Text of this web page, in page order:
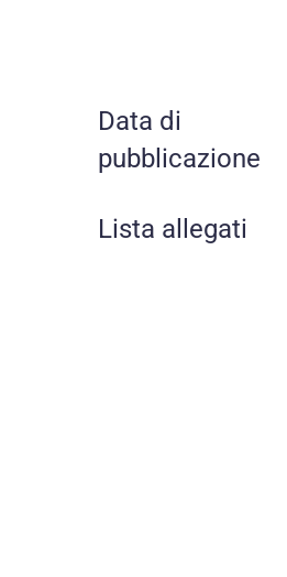
Data di
pubblicazione
Lista allegati